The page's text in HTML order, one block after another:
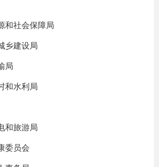
和社会保障局
乡建设局
局
和水利局
和旅游局
委员会